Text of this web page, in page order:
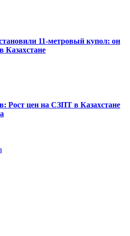
11-метровый купол: он
Казахстане
Рост цен на СЗПТ в Казахстане